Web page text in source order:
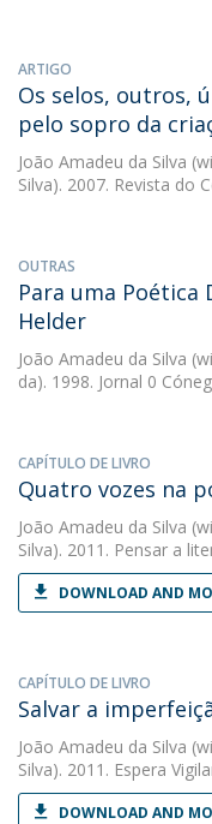
ARTIGO
Os selos, outros,
pelo sopro da
João Amadeu da Silva
Silva). 2007. Revista do
OUTRAS
Para uma
Helder
João Amadeu da Silva
da). 1998. Jornal 0
CAPÍTULO DE LIVRO
Quatro vozes na
João Amadeu da Silva
Silva). 2011. Pensar a
DOWNLOAD AND
CAPÍTULO DE LIVRO
Salvar a
João Amadeu da Silva
Silva). 2011. Espera
DOWNLOAD AND